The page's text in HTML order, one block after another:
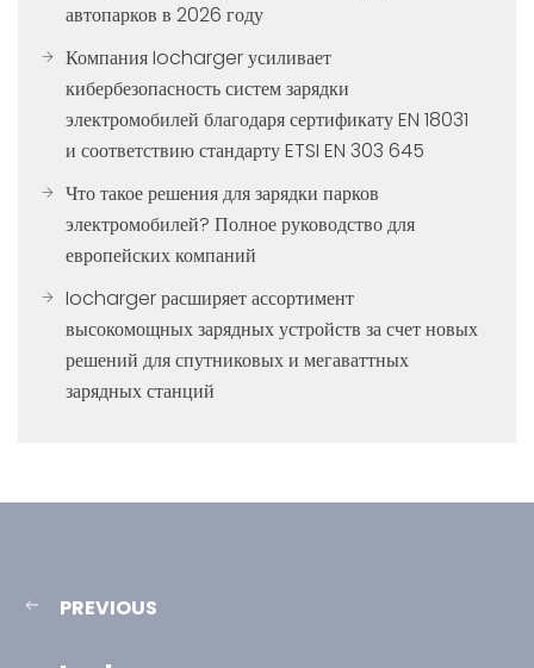
автопарков в 2026 году
Компания Iocharger усиливает
кибербезопасность систем зарядки
электромобилей благодаря сертификату EN 18031
и соответствию стандарту ETSI EN 303 645
Что такое решения для зарядки парков
электромобилей? Полное руководство для
европейских компаний
Iocharger расширяет ассортимент
высокомощных зарядных устройств за счет новых
решений для спутниковых и мегаваттных
зарядных станций
PREVIOUS